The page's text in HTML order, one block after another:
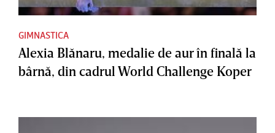
GIMNASTICA
Alexia Blănaru, medalie de aur în finală la
bârnă, din cadrul World Challenge Koper